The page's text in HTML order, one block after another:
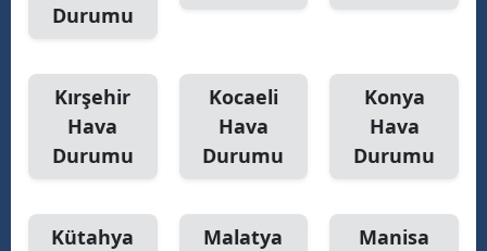
Durumu
Kırşehir
Hava
Durumu
Kocaeli
Hava
Durumu
Konya
Hava
Durumu
Kütahya
Malatya
Manisa